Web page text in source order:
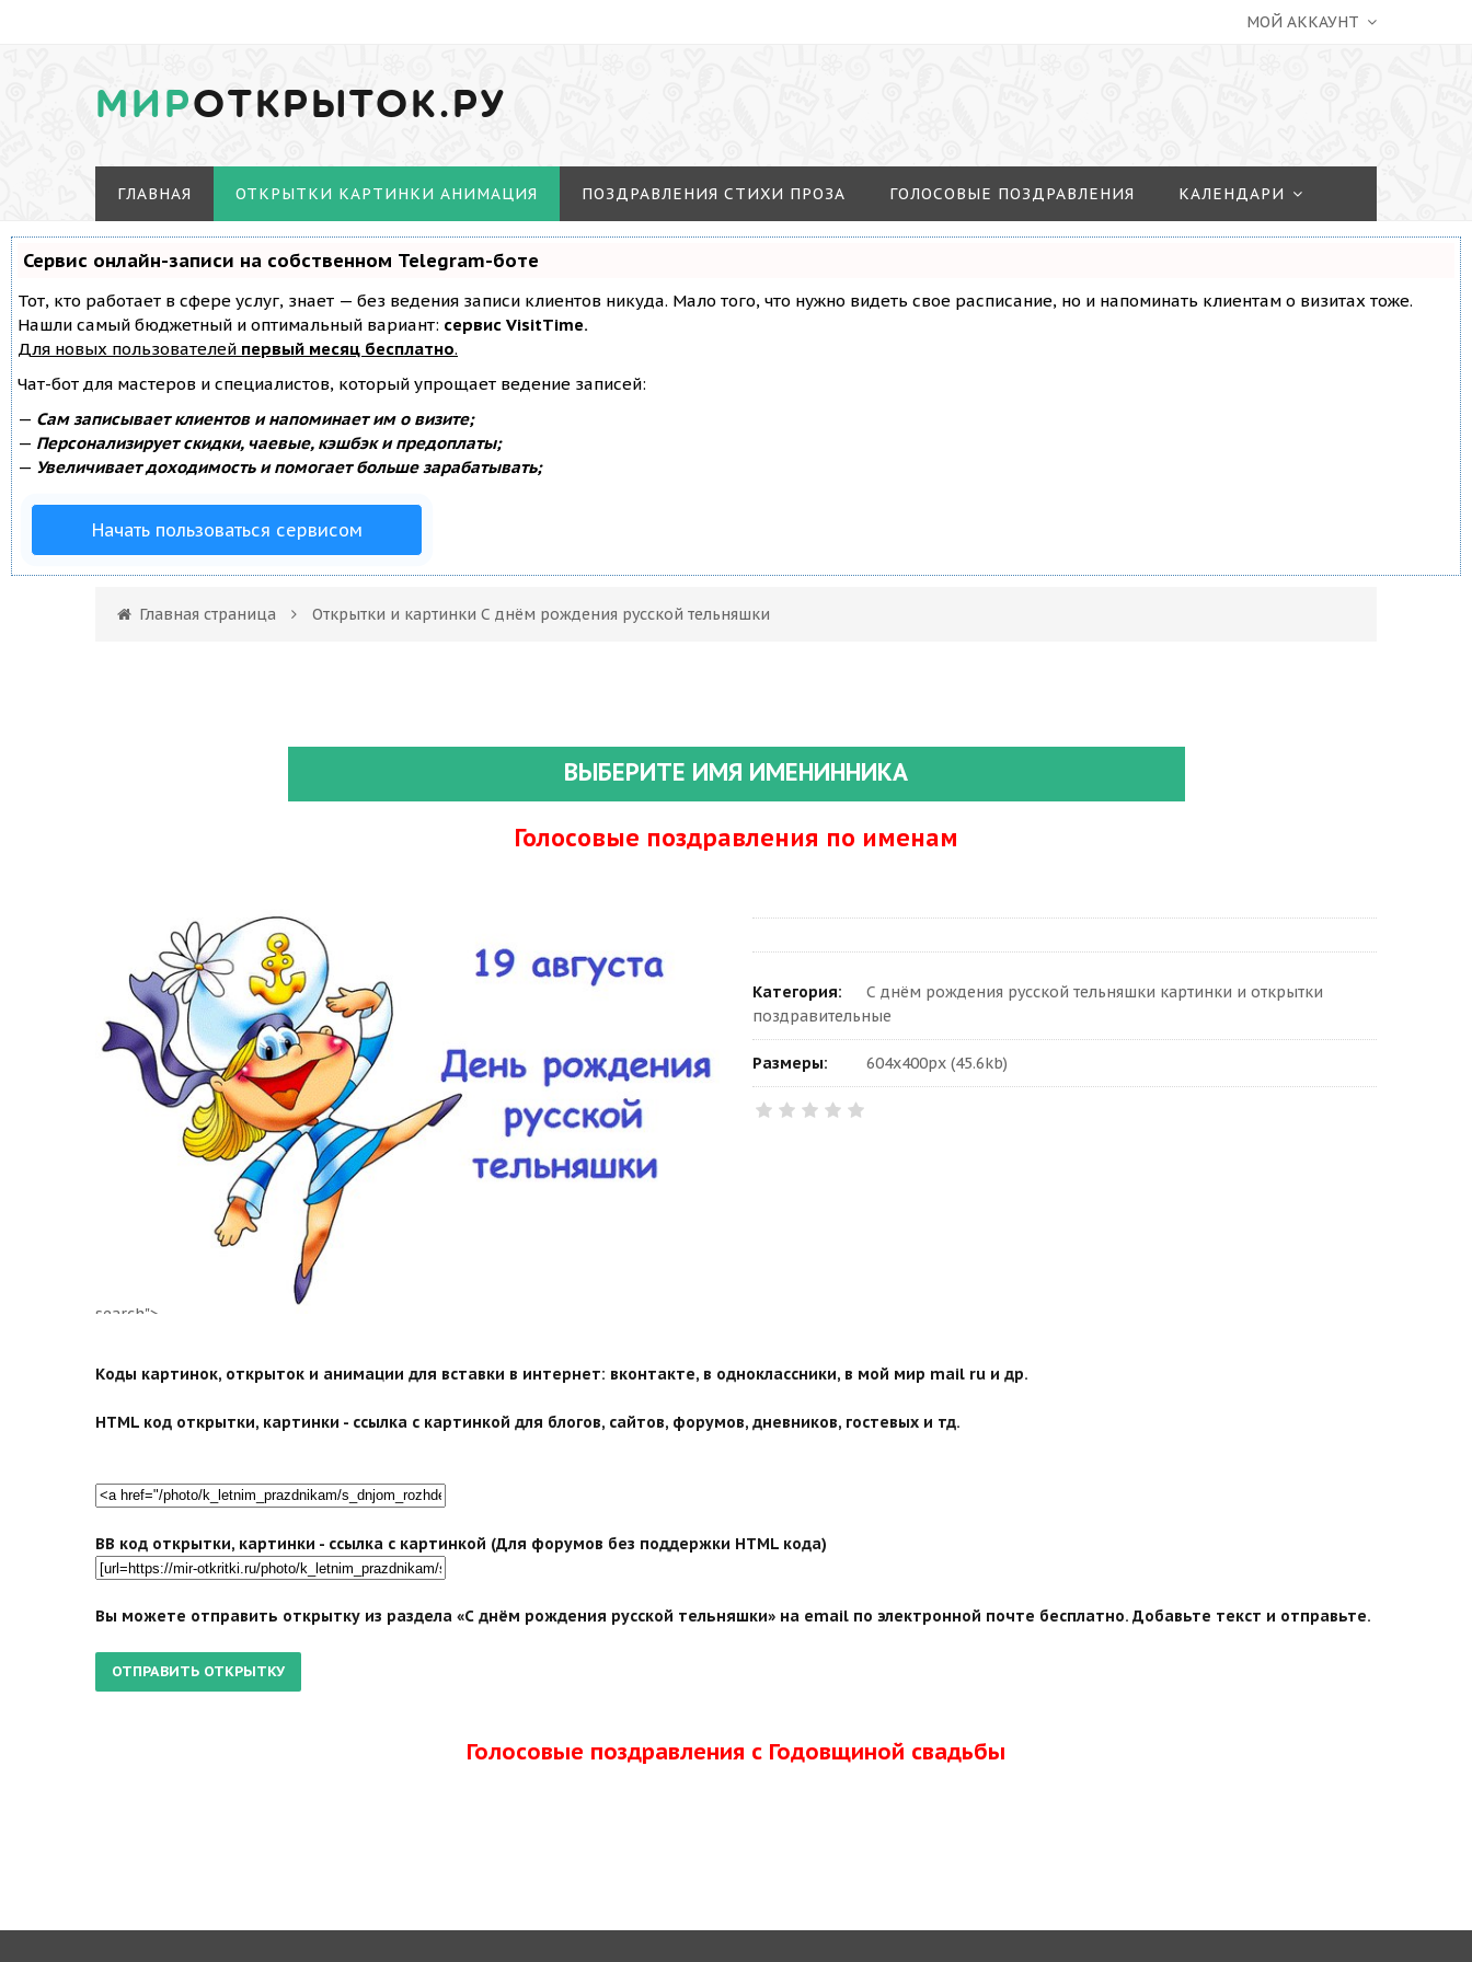
МОЙ АККАУНТ
МИРОТКРЫТОК.РУ
ГЛАВНАЯ ОТКРЫТКИ КАРТИНКИ АНИМАЦИЯ ПОЗДРАВЛЕНИЯ СТИХИ ПРОЗА ГОЛОСОВЫЕ ПОЗДРАВЛЕНИЯ КАЛЕНДАРИ
Сервис онлайн-записи на собственном Telegram-боте
Тот, кто работает в сфере услуг, знает — без ведения записи клиентов никуда. Мало того, что нужно видеть свое расписание, но и напоминать клиентам о визитах тоже.
Нашли самый бюджетный и оптимальный вариант: сервис VisitTime.
Для новых пользователей первый месяц бесплатно.
Чат-бот для мастеров и специалистов, который упрощает ведение записей:
— Сам записывает клиентов и напоминает им о визите;
— Персонализирует скидки, чаевые, кэшбэк и предоплаты;
— Увеличивает доходимость и помогает больше зарабатывать;
Начать пользоваться сервисом
Главная страница Открытки и картинки С днём рождения русской тельняшки
ВЫБЕРИТЕ ИМЯ ИМЕНИННИКА
Голосовые поздравления по именам
search">
Категория:
С днём рождения русской тельняшки картинки и открытки
поздравительные
Размеры: 604x400px (45.6kb)
Коды картинок, открыток и анимации для вставки в интернет: вконтакте, в одноклассники, в мой мир mail ru и др.
HTML код открытки, картинки - ссылка с картинкой для блогов, сайтов, форумов, дневников, гостевых и тд.
BB код открытки, картинки - ссылка с картинкой (Для форумов без поддержки HTML кода)
Вы можете отправить открытку из раздела «С днём рождения русской тельняшки» на email по электронной почте бесплатно. Добавьте текст и отправьте.
Голосовые поздравления с Годовщиной свадьбы